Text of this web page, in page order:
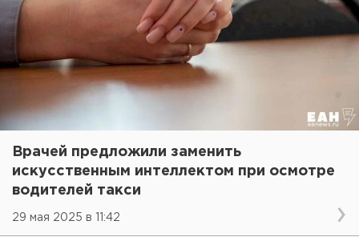
Врачей предложили заменить
искусственным интеллектом при осмотре
водителей такси
29 мая 2025 в 11:42